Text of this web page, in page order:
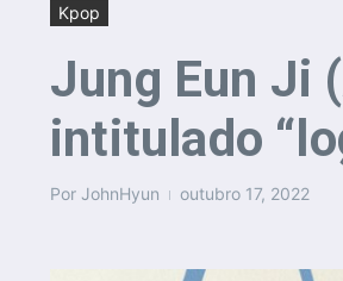
Kpop
Jung Eun Ji
intitulado
Por JohnHyun outubro 17, 2022